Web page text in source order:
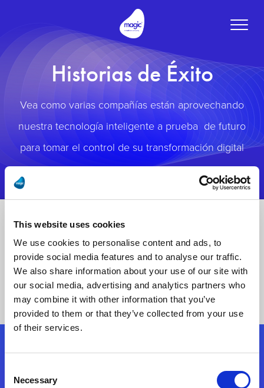
This website uses cookies
We use cookies to personalise content and ads, to
provide social media features and to analyse our traffic.
We also share information about your use of our site with
our social media, advertising and analytics partners who
may combine it with other information that you’ve
provided to them or that they’ve collected from your use
of their services.
Selection
Necessary
Toggle
Historias de Éxito
Vea como varias compañías están aprovechando
nuestra tecnología inteligente a prueba de futuro
para tomar el control de su transformación digital
Síganos